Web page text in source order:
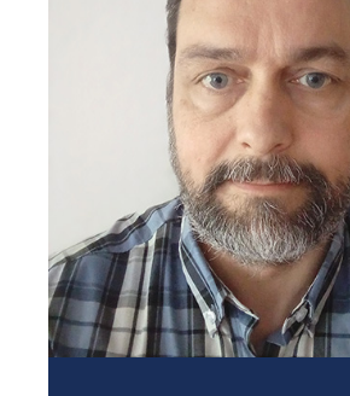
Professeur de
Directeur de
Formation :
Licence canonique
philosophie (Institut
Toulouse)